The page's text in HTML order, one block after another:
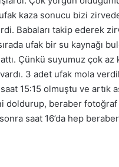
kaza sonucu bizi
Babaları takip ederek
ufak bir su kaynağı
Çünkü suyumuz çok az
3 adet ufak mola
saat 15:15 olmuştu ve artık
doldurup, beraber
saat 16’da hep